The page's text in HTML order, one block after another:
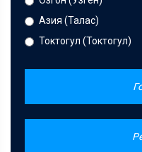
Азия (Талас)
Токтогул (Токтогул)